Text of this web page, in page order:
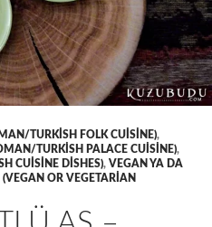
TURKISH FOLK CUISINE),
TURKISH PALACE CUISINE),
CUISINE DISHES), VEGAN YA DA
OR VEGETARIAN